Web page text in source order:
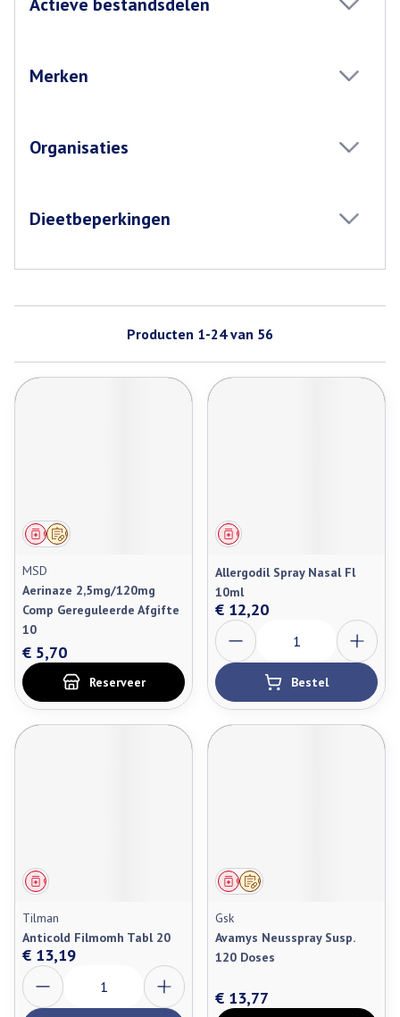
Merken
Organisaties
Dieetbeperkingen
Producten 1-24van 56
Op voorschrift
Geneesmiddel
MSD
Aerinaze 2,5mg/120mg
Comp Gereguleerde Afgifte
10
€ 5,70
Reserveer
Geneesmiddel
Allergodil Spray Nasal Fl
10ml
€ 12,20
Aantal
Bestel
Geneesmiddel
Tilman
Anticold Filmomh Tabl 20
€ 13,19
Aantal
Op voorschrift
Geneesmiddel
Gsk
Avamys Neusspray Susp.
120 Doses
€ 13,77